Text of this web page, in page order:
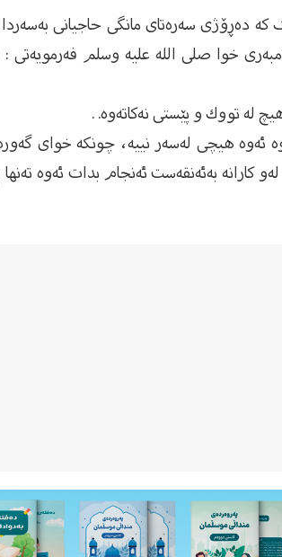
دەڕۆژی سەرەتای مانگی حاجیانی
خوا صلی الله عليه وسلم فەرمویەتی
له‌ تووك و پێستی نه‌كاته‌وه‌. .
ئەوە هیچی لەسەر نییە، چونکە خوای
کارانە بەئەنقەست ئەنجام بدات ئەوە تەنها